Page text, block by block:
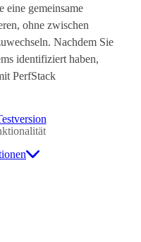
eine gemeinsame
ohne zwischen
Nachdem Sie
identifiziert haben,
PerfStack